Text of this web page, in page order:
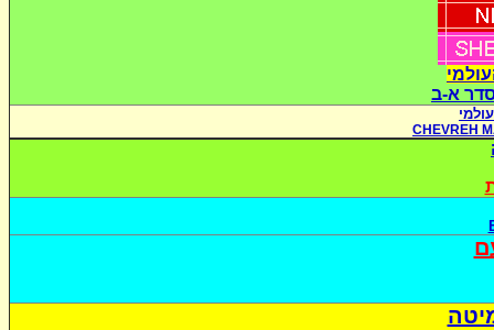
סדר א-ב
CHEVREH